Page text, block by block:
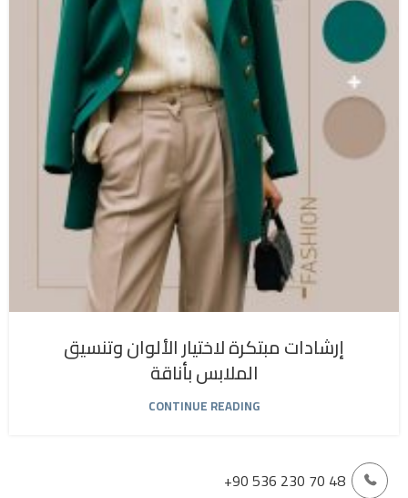
إرشادات مبتكرة لاختيار الألوان وتنسيق
الملابس بأناقة
CONTINUE READING
+90 536 230 70 48